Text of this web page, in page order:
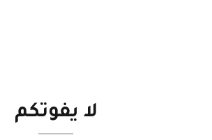
لا يفوتكم